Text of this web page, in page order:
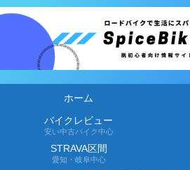
ホーム
バイクレビュー
安い中古バイク中心
STRAVA区間
愛知・岐阜中心